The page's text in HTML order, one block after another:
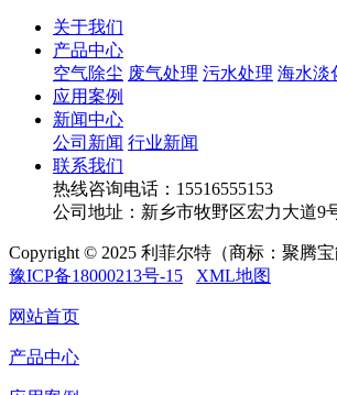
关于我们
产品中心
空气除尘 废气处理 污水处理 海水淡
应用案例
新闻中心
公司新闻 行业新闻
联系我们
热线咨询电话： 15516555153
公司地址：新乡市牧野区宏力大道9
Copyright © 2025 利菲尔特（商标：聚腾
豫ICP备18000213号-15
XML地图
网站首页
产品中心